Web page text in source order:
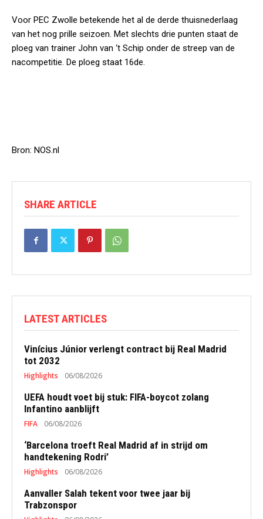
Voor PEC Zwolle betekende het al de derde thuisnederlaag
van het nog prille seizoen. Met slechts drie punten staat de
ploeg van trainer John van ‘t Schip onder de streep van de
nacompetitie. De ploeg staat 16de.
Bron: NOS.nl
SHARE ARTICLE
LATEST ARTICLES
Vinícius Júnior verlengt contract bij Real Madrid
tot 2032
Highlights 06/08/2026
UEFA houdt voet bij stuk: FIFA-boycot zolang
Infantino aanblijft
FIFA 06/08/2026
‘Barcelona troeft Real Madrid af in strijd om
handtekening Rodri’
Highlights 06/08/2026
Aanvaller Salah tekent voor twee jaar bij
Trabzonspor